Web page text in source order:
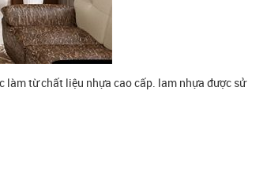
từ chất liệu nhựa cao cấp. lam nhựa được sử